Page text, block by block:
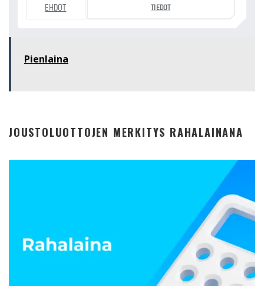
EHDOT TIEDOT
Pienlaina
JOUSTOLUOTTOJEN MERKITYS RAHALAINANA